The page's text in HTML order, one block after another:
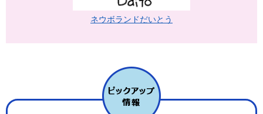
ネウボランドだいとう